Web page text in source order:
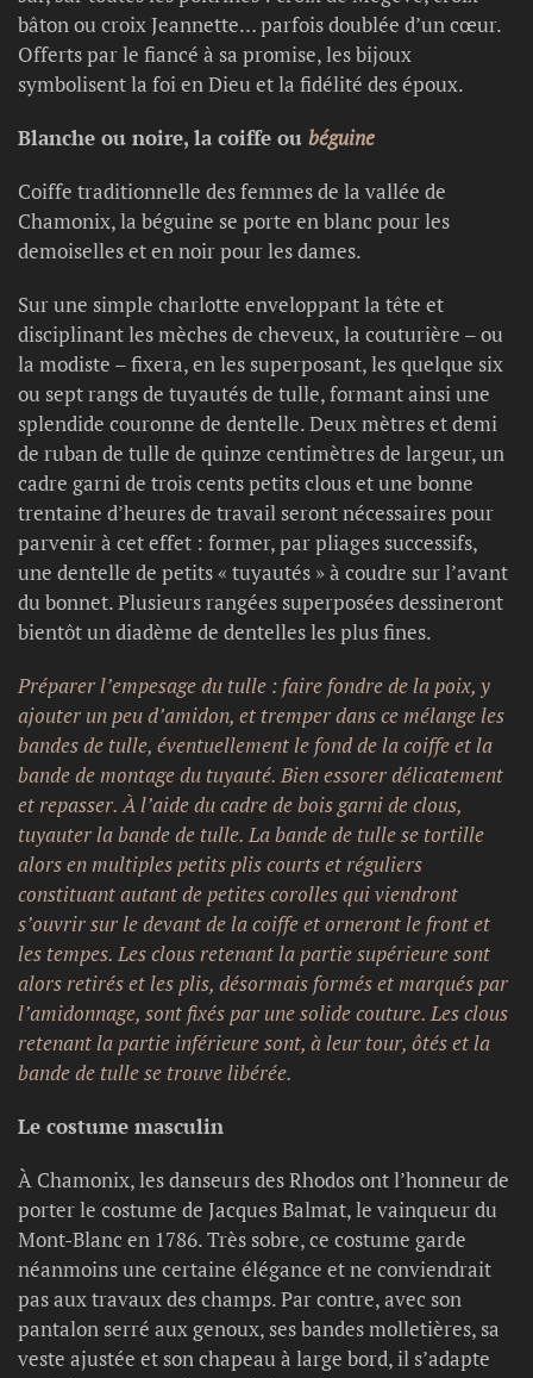
bâton ou croix Jeannette… parfois doublée d’un cœur.
Offerts par le fiancé à sa promise, les bijoux
symbolisent la foi en Dieu et la fidélité des époux.
Blanche ou noire, la coiffe ou béguine
Coiffe traditionnelle des femmes de la vallée de
Chamonix, la béguine se porte en blanc pour les
demoiselles et en noir pour les dames.
Sur une simple charlotte enveloppant la tête et
disciplinant les mèches de cheveux, la couturière – ou
la modiste – fixera, en les superposant, les quelque six
ou sept rangs de tuyautés de tulle, formant ainsi une
splendide couronne de dentelle. Deux mètres et demi
de ruban de tulle de quinze centimètres de largeur, un
cadre garni de trois cents petits clous et une bonne
trentaine d’heures de travail seront nécessaires pour
parvenir à cet effet : former, par pliages successifs,
une dentelle de petits « tuyautés » à coudre sur l’avant
du bonnet. Plusieurs rangées superposées dessineront
bientôt un diadème de dentelles les plus fines.
Préparer l’empesage du tulle : faire fondre de la poix, y
ajouter un peu d’amidon, et tremper dans ce mélange les
bandes de tulle, éventuellement le fond de la coiffe et la
bande de montage du tuyauté. Bien essorer délicatement
et repasser. À l’aide du cadre de bois garni de clous,
tuyauter la bande de tulle. La bande de tulle se tortille
alors en multiples petits plis courts et réguliers
constituant autant de petites corolles qui viendront
s’ouvrir sur le devant de la coiffe et orneront le front et
les tempes. Les clous retenant la partie supérieure sont
alors retirés et les plis, désormais formés et marqués par
l’amidonnage, sont fixés par une solide couture. Les clous
retenant la partie inférieure sont, à leur tour, ôtés et la
bande de tulle se trouve libérée.
Le costume masculin
À Chamonix, les danseurs des Rhodos ont l’honneur de
porter le costume de Jacques Balmat, le vainqueur du
Mont-Blanc en 1786. Très sobre, ce costume garde
néanmoins une certaine élégance et ne conviendrait
pas aux travaux des champs. Par contre, avec son
pantalon serré aux genoux, ses bandes molletières, sa
veste ajustée et son chapeau à large bord, il s’adapte